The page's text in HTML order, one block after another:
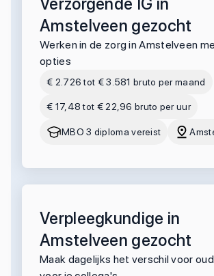
Amstelveen gezocht
Werken in de zorg in Amstelveen
opties
€ 2.726 tot € 3.581 bruto per maand
€ 17,48 tot € 22,96 bruto per uur
MBO 3 diploma vereist
Verpleegkundige in
Amstelveen gezocht
Maak dagelijks het verschil voor